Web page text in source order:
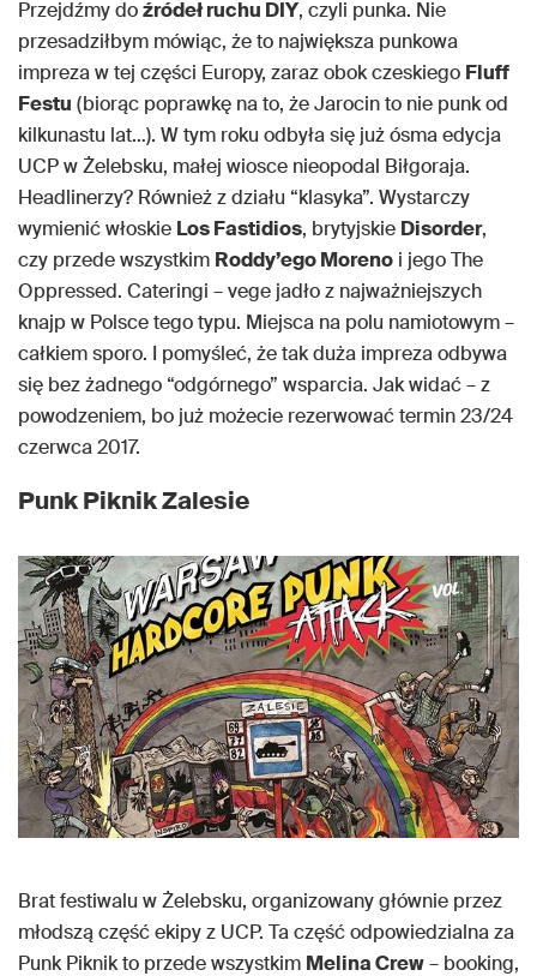
Przejdźmy doźródeł ruchu DIY, czyli punka. Nie
przesadziłbym mówiąc, że to największa punkowa
impreza w tej części Europy, zaraz obok czeskiego Fluff
Festu (biorąc poprawkę na to, że Jarocin to nie punk od
kilkunastu lat…). W tym roku odbyła się już ósma edycja
UCP w Żelebsku, małej wiosce nieopodal Biłgoraja.
Headlinerzy? Również z działu “klasyka”. Wystarczy
wymienić włoskie Los Fastidios, brytyjskie Disorder,
czy przede wszystkim Roddy’ego Moreno i jego The
Oppressed. Cateringi – vege jadło z najważniejszych
knajp w Polsce tego typu. Miejsca na polu namiotowym –
całkiem sporo. I pomyśleć, że tak duża impreza odbywa
się bez żadnego “odgórnego” wsparcia. Jak widać – z
powodzeniem, bo już możecie rezerwować termin 23/24
czerwca 2017.
Punk Piknik Zalesie
Brat festiwalu w Żelebsku, organizowany głównie przez
młodszą część ekipy z UCP. Ta część odpowiedzialna za
Punk Piknik to przede wszystkim Melina Crew– booking,